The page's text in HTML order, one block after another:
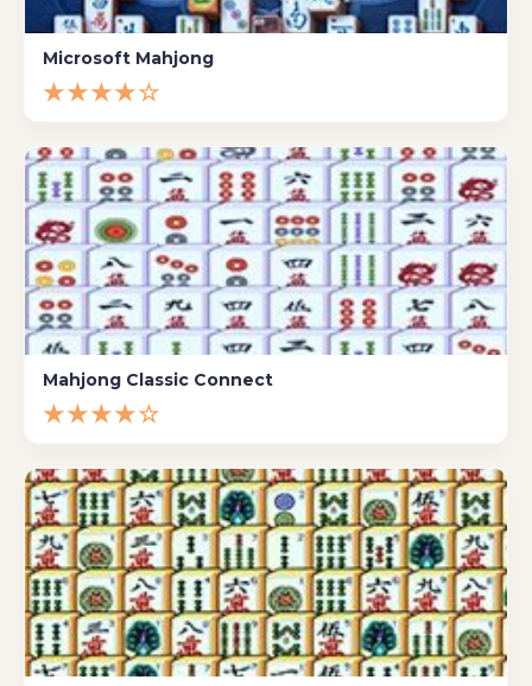
Microsoft Mahjong
★★★★☆
Mahjong Classic Connect
★★★★☆